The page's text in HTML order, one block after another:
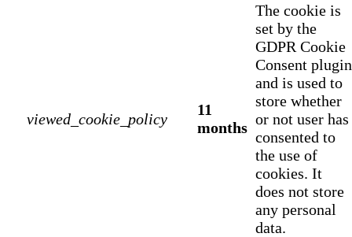
viewed_cookie_policy
11
months
The cookie is
set by the
GDPR Cookie
Consent plugin
and is used to
store whether
or not user has
consented to
the use of
cookies. It
does not store
any personal
data.